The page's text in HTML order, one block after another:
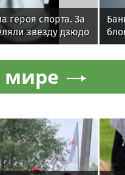
героя спорта. За
звезду дзюдо
мире